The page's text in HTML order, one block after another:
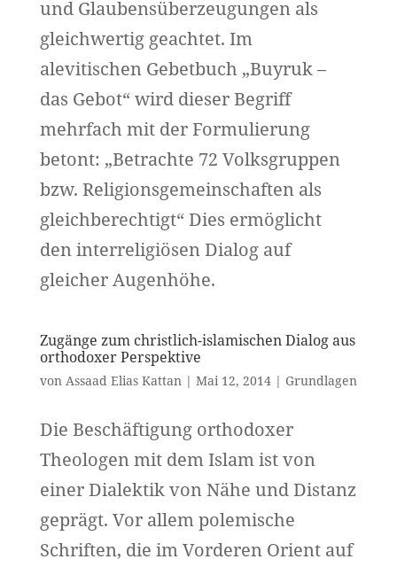
und Glaubensüberzeugungen als
gleichwertig geachtet. Im
alevitischen Gebetbuch „Buyruk –
das Gebot“ wird dieser Begriff
mehrfach mit der Formulierung
betont: „Betrachte 72 Volksgruppen
bzw. Religionsgemeinschaften als
gleichberechtigt“ Dies ermöglicht
den interreligiösen Dialog auf
gleicher Augenhöhe.
Zugänge zum christlich-islamischen Dialog aus
orthodoxer Perspektive
von Assaad Elias Kattan| Mai 12, 2014| Grundlagen
Die Beschäftigung orthodoxer
Theologen mit dem Islam ist von
einer Dialektik von Nähe und Distanz
geprägt. Vor allem polemische
Schriften, die im Vorderen Orient auf